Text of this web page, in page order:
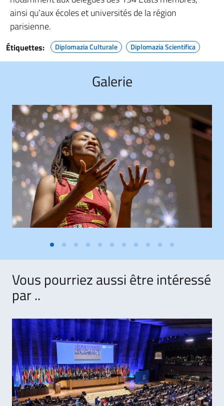
ainsi qu’aux écoles et universités de la région
parisienne.
Étiquettes: Diplomazia Culturale Diplomazia Scientifica
Galerie
Vous pourriez aussi être intéressé
par ..